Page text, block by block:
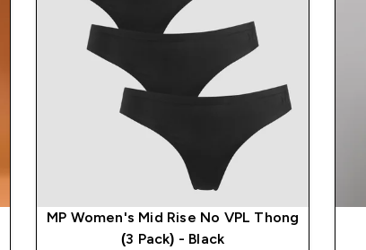
MP Women's Mid Rise No VPL Thong
(3 Pack) - Black